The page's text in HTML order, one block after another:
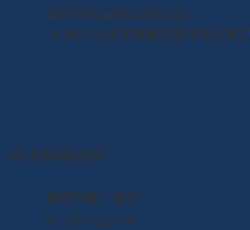
6月7日（日） 待望の
info@yuriageasaichi.jp
〒981-1204 宮城県名取市閖上東
朝市開場時間
​毎週日曜・祝日
6：00〜13：00